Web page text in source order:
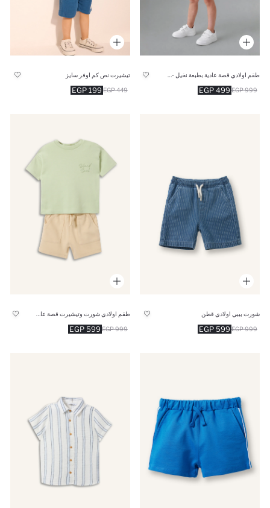
499 EGP 999 EGP
تيشيرت نص كم اوفر سايز
199 EGP 449 EGP
شورت بيبي اولادي قطن
599 EGP 999 EGP
599 EGP 999 EGP